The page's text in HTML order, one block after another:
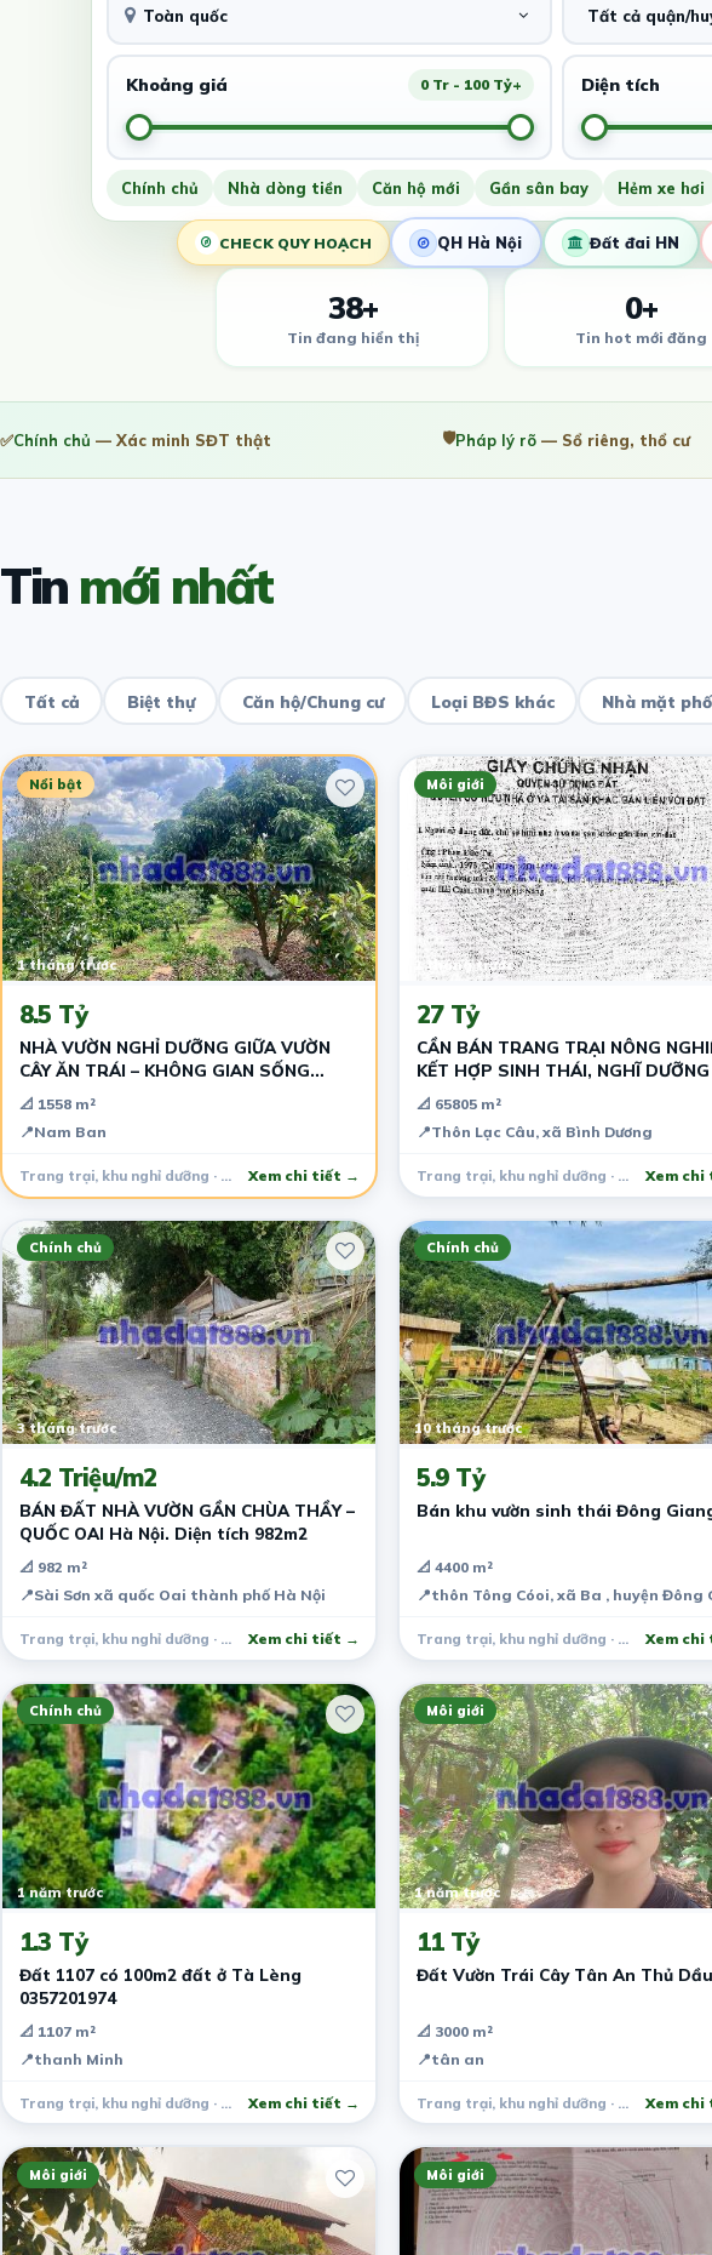
Toàn quốc Tất cả quận/
Khoảng giá 0 Tr - 100 Tỷ+ Diện tích
Chính chủ Nhà dòng tiền Căn hộ mới Gần sân bay Hẻm xe hơi
CHECK QUY HOẠCH QH Hà Nội Đất đai HN
38+
Tin đang hiển thị
0+
Tin hot mới đăng
✅Chính chủ — Xác minh SĐT thật 🛡️Pháp lý rõ — Sổ riêng, thổ cư
Tinmới nhất
Tất cả Biệt thự Căn hộ/Chung cư Loại BĐS khác Nhà mặt phố
Nổi bật
1 tháng trước
8.5 Tỷ
NHÀ VƯỜN NGHỈ DƯỠNG GIỮA VƯỜN
CÂY ĂN TRÁI – KHÔNG GIAN SỐNG
XANH HIẾM GẶP VEN ĐÀ LẠT
📐 1558 m²
📍Nam Ban
Trang trại, khu nghỉ dưỡng · Lâm Hà Xem chi tiết →
Môi giới
2 tháng trước
27 Tỷ
CẦN BÁN TRANG TRẠI NÔNG
KẾT HỢP SINH THÁI, NGHĨ
📐 65805 m²
📍Thôn Lạc Câu, xã Bình Dương
Trang trại, khu nghỉ dưỡng · Thăng Bình Xem
Chính chủ
3 tháng trước
4.2 Triệu/m2
BÁN ĐẤT NHÀ VƯỜN GẦN CHÙA THẦY –
QUỐC OAI Hà Nội. Diện tích 982m2
📐 982 m²
📍Sài Sơn xã quốc Oai thành phố Hà Nội
Trang trại, khu nghỉ dưỡng · Quốc Oai Xem chi tiết →
Chính chủ
10 tháng trước
5.9 Tỷ
Bán khu vườn sinh thái Đông
📐 4400 m²
📍thôn Tông Cóoi, xã Ba , huyện Đông
Trang trại, khu nghỉ dưỡng · Đông Giang Xem
Chính chủ
1 năm trước
1.3 Tỷ
Đất 1107 có 100m2 đất ở Tà Lèng
0357201974
📐 1107 m²
📍thanh Minh
Trang trại, khu nghỉ dưỡng · Điện Biên Phủ Xem chi tiết →
Môi giới
1 năm trước
11 Tỷ
Đất Vườn Trái Cây Tân An Thủ
📐 3000 m²
📍tân an
Trang trại, khu nghỉ dưỡng · Thủ Dầu Một Xem
Môi giới Môi giới